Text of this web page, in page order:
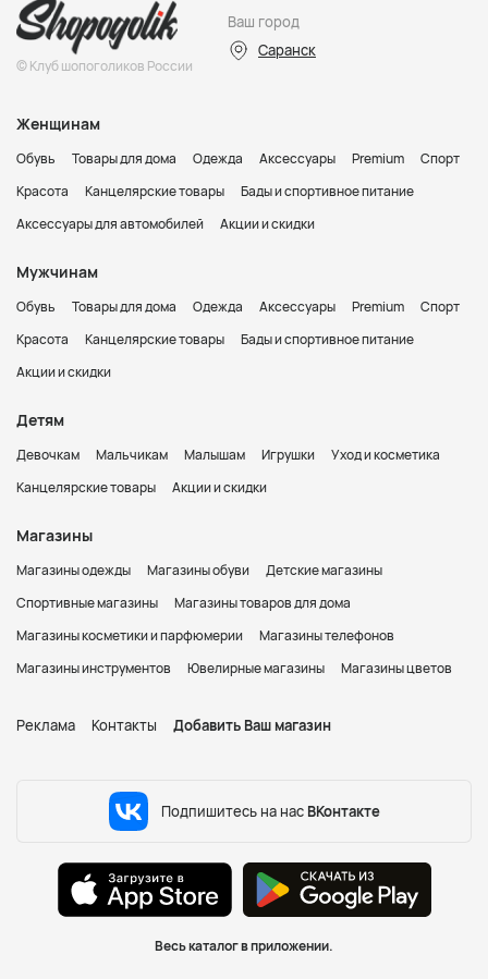
© Клуб шопоголиков России
Ваш город
Саранск
Женщинам
Обувь Товары для дома Одежда Аксессуары Premium
Спорт
Красота
Канцелярские товары
Бады и спортивное питание
Аксессуары для автомобилей
Акции и скидки
Мужчинам
Обувь Товары для дома Одежда Аксессуары Premium
Спорт
Красота
Канцелярские товары
Бады и спортивное питание
Акции и скидки
Детям
Девочкам Мальчикам Малышам Игрушки
Уход и косметика
Канцелярские товары
Акции и скидки
Магазины
Магазины одежды Магазины обуви
Детские магазины
Спортивные магазины
Магазины товаров для дома
Магазины косметики и парфюмерии
Магазины телефонов
Магазины инструментов
Ювелирные магазины Магазины цветов
Реклама Контакты Добавить Ваш магазин
Подпишитесь на нас ВКонтакте
Весь каталог в приложении.